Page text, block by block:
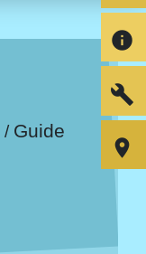
/ Guide
info
build
room